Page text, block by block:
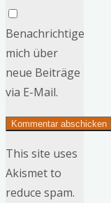
Benachrichtige
mich über
neue Beiträge
via E-Mail.
This site uses
Akismet to
reduce spam.